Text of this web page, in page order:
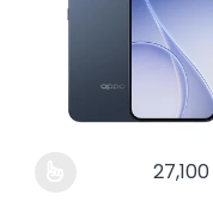
27,100